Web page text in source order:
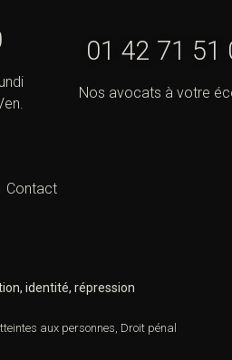
01 42 71 51
Nos avocats à votre
Contact
identité, répression
aux personnes, Droit pénal